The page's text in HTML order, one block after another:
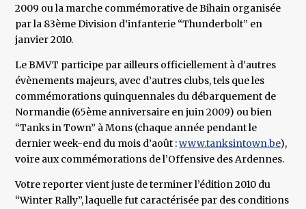
2009 ou la marche commémorative de Bihain organisée
par la 83ème Division d’infanterie “Thunderbolt” en
janvier 2010.
Le BMVT participe par ailleurs officiellement à d’autres
évènements majeurs, avec d’autres clubs, tels que les
commémorations quinquennales du débarquement de
Normandie (65ème anniversaire en juin 2009) ou bien
“Tanks in Town” à Mons (chaque année pendant le
dernier week-end du mois d’août :www.tanksintown.be),
voire aux commémorations de l’Offensive des Ardennes.
Votre reporter vient juste de terminer l’édition 2010 du
“Winter Rally”, laquelle fut caractérisée par des conditions